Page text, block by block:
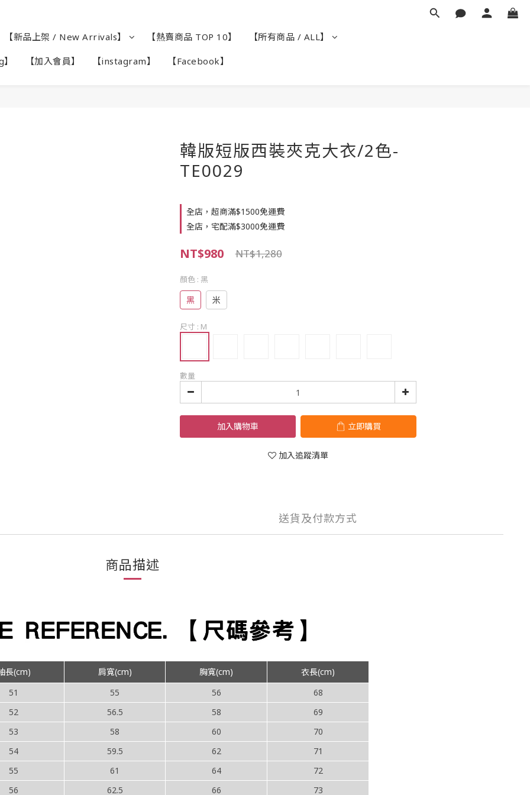
【新品上架 / New Arrivals】 【熱賣商品 TOP 10】 【所有商品 / ALL】
【加入會員】 【instagram】 【Facebook】
韓版短版西裝夾克大衣/2色-
TE0029
全店，超商滿$1500免運費
全店，宅配滿$3000免運費
NT$980 NT$1,280
顏色 : 黑
黑 米
尺寸 : M
數量
加入購物車 立即購買
加入追蹤清單
送貨及付款方式
商品描述
長(cm) 肩寬(cm) 胸寬(cm)
衣長(cm)
51
55 56
68
52
56.5 58
69
53
58 60
70
54
59.5 62
71
55
61 64
72
56
62.5 66 73